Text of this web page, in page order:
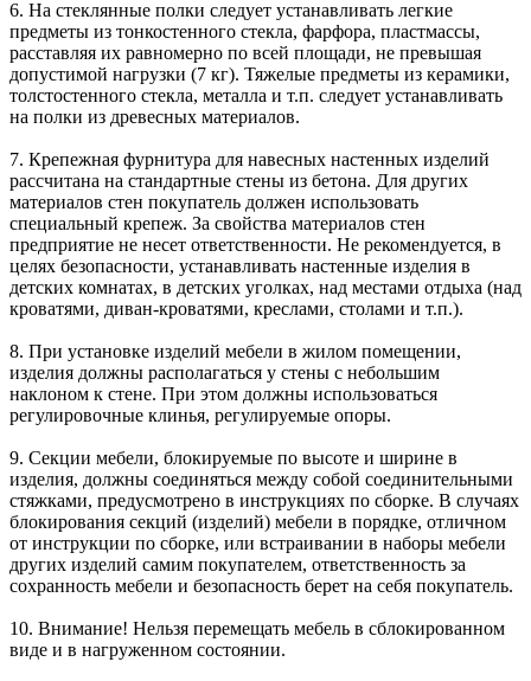
6. На стеклянные полки следует устанавливать легкие
предметы из тонкостенного стекла, фарфора, пластмассы,
расставляя их равномерно по всей площади, не превышая
допустимой нагрузки (7 кг). Тяжелые предметы из керамики,
толстостенного стекла, металла и т.п. следует устанавливать
на полки из древесных материалов.
7. Крепежная фурнитура для навесных настенных изделий
рассчитана на стандартные стены из бетона. Для других
материалов стен покупатель должен использовать
специальный крепеж. За свойства материалов стен
предприятие не несет ответственности. Не рекомендуется, в
целях безопасности, устанавливать настенные изделия в
детских комнатах, в детских уголках, над местами отдыха (над
кроватями, диван-кроватями, креслами, столами и т.п.).
8. При установке изделий мебели в жилом помещении,
изделия должны располагаться у стены с небольшим
наклоном к стене. При этом должны использоваться
регулировочные клинья, регулируемые опоры.
9. Секции мебели, блокируемые по высоте и ширине в
изделия, должны соединяться между собой соединительными
стяжками, предусмотрено в инструкциях по сборке. В случаях
блокирования секций (изделий) мебели в порядке, отличном
от инструкции по сборке, или встраивании в наборы мебели
других изделий самим покупателем, ответственность за
сохранность мебели и безопасность берет на себя покупатель.
10. Внимание! Нельзя перемещать мебель в сблокированном
виде и в нагруженном состоянии.